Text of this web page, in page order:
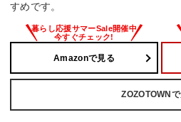
すめです。
Amazonで見る
ZOZOTOWN